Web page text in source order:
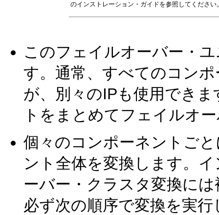
のインストレーション・ガイドを参照してください
このフェイルオーバー・
す。通常、すべてのコン
が、別々のIPも使用でき
トをまとめてフェイルオ
個々のコンポーネントご
ント全体を変換します。
ーバー・クラスタ変換に
必ず次の順序で変換を実